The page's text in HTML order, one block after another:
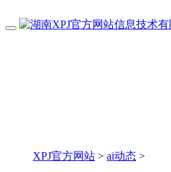
XPJ官方网站 > ai动态 >